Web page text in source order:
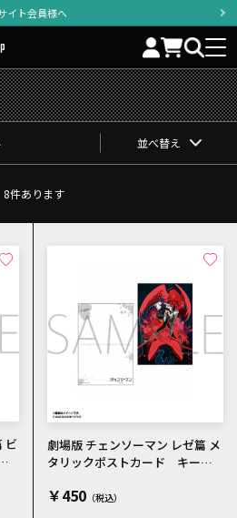
イト会員様へ
並べ替え
8件あります
ビ
劇場版 チェンソーマン レゼ篇 メ
タリックポストカード キービ
￥450